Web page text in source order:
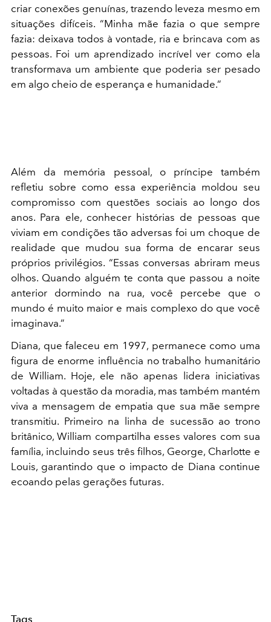
criar conexões genuínas, trazendo leveza mesmo em
situações difíceis. “Minha mãe fazia o que sempre
fazia: deixava todos à vontade, ria e brincava com as
pessoas. Foi um aprendizado incrível ver como ela
transformava um ambiente que poderia ser pesado
em algo cheio de esperança e humanidade.”
Além da memória pessoal, o príncipe também
refletiu sobre como essa experiência moldou seu
compromisso com questões sociais ao longo dos
anos. Para ele, conhecer histórias de pessoas que
viviam em condições tão adversas foi um choque de
realidade que mudou sua forma de encarar seus
próprios privilégios. “Essas conversas abriram meus
olhos. Quando alguém te conta que passou a noite
anterior dormindo na rua, você percebe que o
mundo é muito maior e mais complexo do que você
imaginava.”
Diana, que faleceu em 1997, permanece como uma
figura de enorme influência no trabalho humanitário
de William. Hoje, ele não apenas lidera iniciativas
voltadas à questão da moradia, mas também mantém
viva a mensagem de empatia que sua mãe sempre
transmitiu. Primeiro na linha de sucessão ao trono
britânico, William compartilha esses valores com sua
família, incluindo seus três filhos, George, Charlotte e
Louis, garantindo que o impacto de Diana continue
ecoando pelas gerações futuras.
Tags